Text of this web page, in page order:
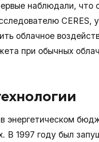
наблюдали,
CERES,
облачное
при обычных
энергетическом
В 1997 году был